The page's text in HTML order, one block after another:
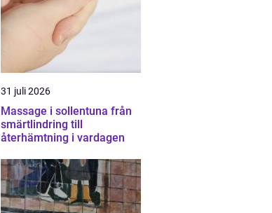
31 juli 2026
Massage i sollentuna från
smärtlindring till
återhämtning i vardagen